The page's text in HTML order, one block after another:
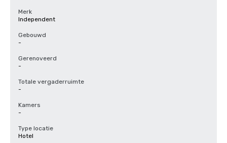
Merk
Independent
Gebouwd
-
Gerenoveerd
-
Totale vergaderruimte
-
Kamers
-
Type locatie
Hotel